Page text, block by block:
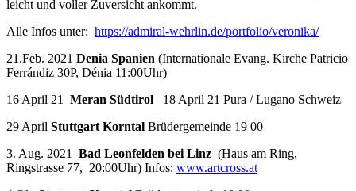
leicht und voller Zuversicht ankommt.
Alle Infos unter: https://admiral-wehrlin.de/portfolio/veronika/
21.Feb. 2021 Denia Spanien (Internationale Evang. Kirche Patricio
Ferrándiz 30P, Dénia 11:00Uhr)
16 April 21 Meran Südtirol
18 April 21 Pura / Lugano Schweiz
29 April Stuttgart Korntal Brüdergemeinde 19 00
3. Aug. 2021 Bad Leonfelden bei Linz (Haus am Ring,
Ringstrasse 77, 20:00Uhr) Infos: www.artcross.at